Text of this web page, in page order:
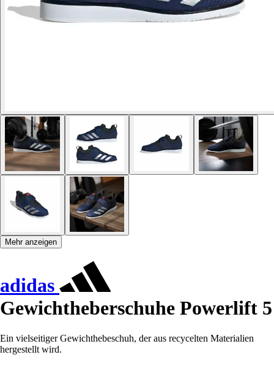
Mehr anzeigen
adidas
Gewichtheberschuhe Powerlift 5
Ein vielseitiger Gewichthebeschuh, der aus recycelten Materialien
hergestellt wird.